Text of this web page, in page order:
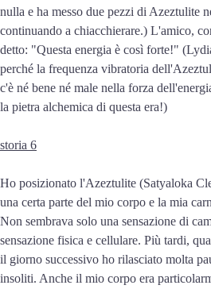
nulla e ha messo due pezzi di Azeztulite
continuando a chiacchierare.) L'amico,
detto: "Questa energia è così forte!"
perché la frequenza vibratoria
c'è né bene né male nella forza
la pietra alchemica di questa era!)
storia 6
Ho posizionato l'Azeztulite (Satyaloka
una certa parte del mio corpo e la mia
Non sembrava solo una sensazione di
sensazione fisica e cellulare. Più tardi,
il giorno successivo ho rilasciato molta
insoliti. Anche il mio corpo era